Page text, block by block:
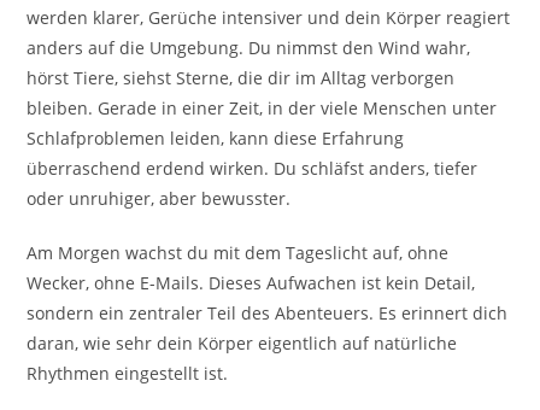
werden klarer, Gerüche intensiver und dein Körper reagiert
anders auf die Umgebung. Du nimmst den Wind wahr,
hörst Tiere, siehst Sterne, die dir im Alltag verborgen
bleiben. Gerade in einer Zeit, in der viele Menschen unter
Schlafproblemen leiden, kann diese Erfahrung
überraschend erdend wirken. Du schläfst anders, tiefer
oder unruhiger, aber bewusster.
Am Morgen wachst du mit dem Tageslicht auf, ohne
Wecker, ohne E-Mails. Dieses Aufwachen ist kein Detail,
sondern ein zentraler Teil des Abenteuers. Es erinnert dich
daran, wie sehr dein Körper eigentlich auf natürliche
Rhythmen eingestellt ist.